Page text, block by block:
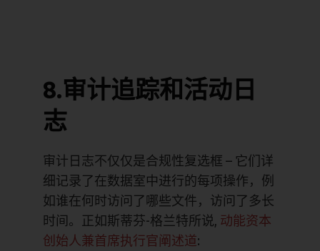
8.审计追踪和活动日
志
审计日志不仅仅是合规性复选框 – 它们详
细记录了在数据室中进行的每项操作，例
如谁在何时访问了哪些文件，访问了多长
时间。正如斯蒂芬-格兰特所说, 动能资本
创始人兼首席执行官阐述道: